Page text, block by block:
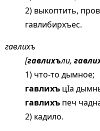
2) выкоптить,
гавлибирхъес.
гавлихъ
[гавлихъли,
1) что-то дымное;
гавлихъ цIа
гавлихъ печ
2) кадило.